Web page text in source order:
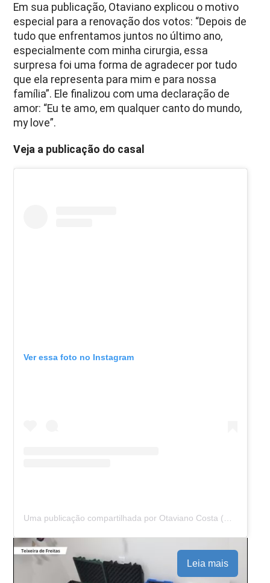
Em sua publicação, Otaviano explicou o motivo
especial para a renovação dos votos: “Depois de
tudo que enfrentamos juntos no último ano,
especialmente com minha cirurgia, essa
surpresa foi uma forma de agradecer por tudo
que ela representa para mim e para nossa
família”. Ele finalizou com uma declaração de
amor: “Eu te amo, em qualquer canto do mundo,
my love”.
Veja a publicação do casal
Ver essa foto no Instagram
Uma publicação compartilhada por Otaviano Costa (@otaviano)
Leia mais